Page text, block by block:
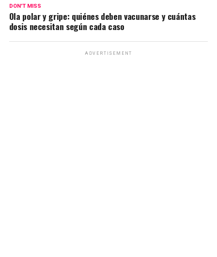
p
k
DON'T MISS
Ola polar y gripe: quiénes deben vacunarse y cuántas
dosis necesitan según cada caso
ADVERTISEMENT